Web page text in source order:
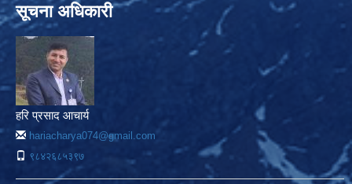
सूचना अधिकारी
हरि प्रसाद आचार्य
hariacharya074@gmail.com
९८४२६८५३९७